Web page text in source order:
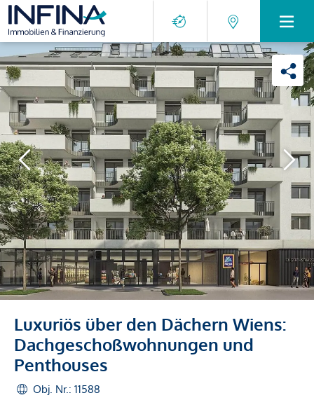
Luxuriös über den Dächern Wiens:
Dachgeschoßwohnungen und
Penthouses
Obj. Nr.: 11588